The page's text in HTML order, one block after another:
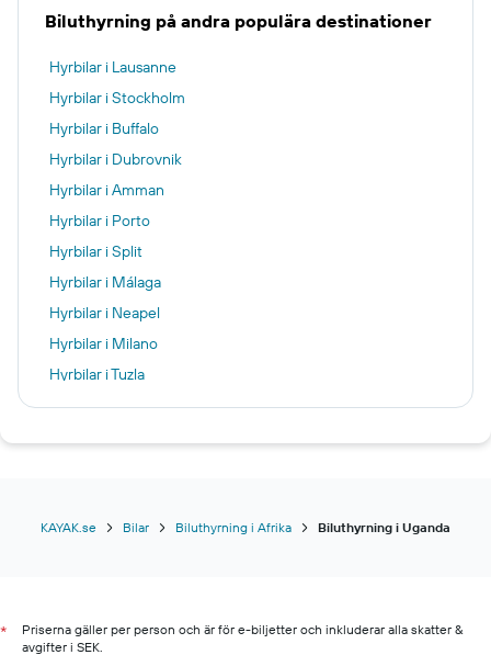
Biluthyrning på andra populära destinationer
Hyrbilar i Lausanne
Hyrbilar i Stockholm
Hyrbilar i Buffalo
Hyrbilar i Dubrovnik
Hyrbilar i Amman
Hyrbilar i Porto
Hyrbilar i Split
Hyrbilar i Málaga
Hyrbilar i Neapel
Hyrbilar i Milano
Hyrbilar i Tuzla
Hyrbilar i Vancouver
Hyrbilar i Edinburgh
Hyrbilar i Los Angeles
KAYAK.se Bilar Biluthyrning i Afrika Biluthyrning i Uganda
*
Priserna gäller per person och är för e-biljetter och inkluderar alla skatter &
avgifter i SEK.